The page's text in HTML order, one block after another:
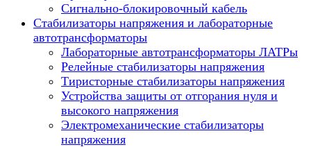
Сигнально-блокировочный кабель
Стабилизаторы напряжения и лабораторные
автотрансформаторы
Лабораторные автотрансформаторы ЛАТРы
Релейные стабилизаторы напряжения
Тиристорные стабилизаторы напряжения
Устройства защиты от отгорания нуля и
высокого напряжения
Электромеханические стабилизаторы
напряжения